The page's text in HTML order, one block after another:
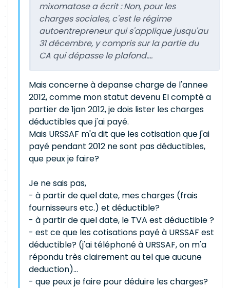
mixomatose a écrit :Non, pour les
charges sociales, c'est le régime
autoentrepreneur qui s'applique jusqu'au
31 décembre, y compris sur la partie du
CA qui dépasse le plafond....
Mais concerne à depanse charge de l'annee
2012, comme mon statut devenu EI compté a
partier de 1jan 2012, je dois lister les charges
déductibles que j'ai payé.
Mais URSSAF m'a dit que les cotisation que j'ai
payé pendant 2012 ne sont pas déductibles,
que peux je faire?
Je ne sais pas,
- à partir de quel date, mes charges (frais
fournisseurs etc.) et déductible?
- à partir de quel date, le TVA est déductible ?
- est ce que les cotisations payé à URSSAF est
déductible? (j'ai téléphoné à URSSAF, on m'a
répondu très clairement au tel que aucune
deduction)...
- que peux je faire pour déduire les charges?